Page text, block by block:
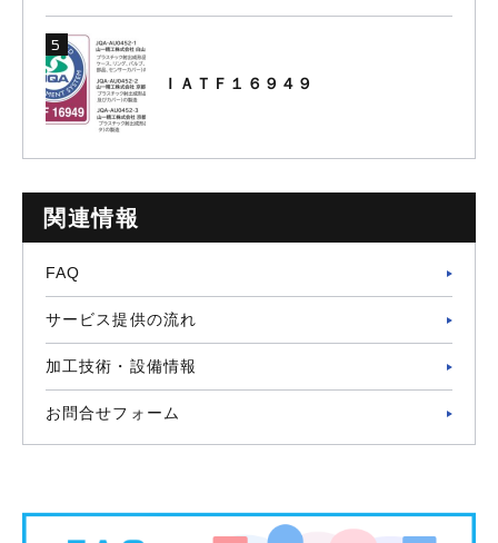
ＩＡＴＦ１６９４９
関連情報
FAQ
サービス提供の流れ
加工技術・設備情報
お問合せフォーム